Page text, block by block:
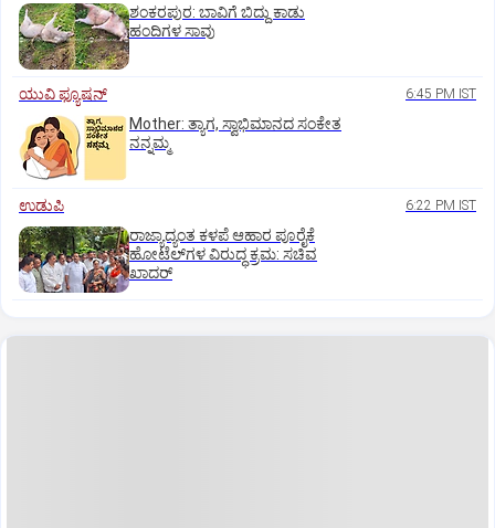
ಶಂಕರಪುರ: ಬಾವಿಗೆ ಬಿದ್ದು ಕಾಡು
ಹಂದಿಗಳ ಸಾವು
ಯುವಿ ಫ್ಯೂಷನ್ 6:45 PM IST
Mother: ತ್ಯಾಗ, ಸ್ವಾಭಿಮಾನದ ಸಂಕೇತ
ನನ್ನಮ್ಮ
ಉಡುಪಿ 6:22 PM IST
ರಾಜ್ಯಾದ್ಯಂತ ಕಳಪೆ ಆಹಾರ ಪೂರೈಕೆ
ಹೋಟೆಲ್‌ಗಳ ವಿರುದ್ಧ ಕ್ರಮ: ಸಚಿವ
ಖಾದರ್